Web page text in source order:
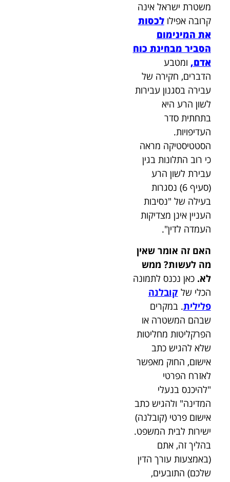
משטרת ישראל אינה
קרובה אפילולכסות
את המינימום
הסביר מבחינת כוח
אדם, ומטבע
הדברים, חקירה של
עבירה בסגנון עבירות
לשון הרע היא
בתחתית סדר
העדיפויות.
הסטטיסטיקה מראה
כי רוב התלונות בגין
עבירת לשון הרע
(סעיף 6) נסגרות
בעילה של "נסיבות
העניין אינן מצדיקות
העמדה לדין".
האם זה אומר שאין
מה לעשות? ממש
לא. כאן נכנס לתמונה
הכלי של קובלנה
פלילית. במקרים
שבהם המשטרה או
הפרקליטות מחליטות
שלא להגיש כתב
אישום, החוק מאפשר
לאזרח הפרטי
"להיכנס בנעלי
המדינה" ולהגיש כתב
אישום פרטי (קובלנה)
ישירות לבית המשפט.
בהליך זה, אתם
(באמצעות עורך הדין
שלכם) התובעים,